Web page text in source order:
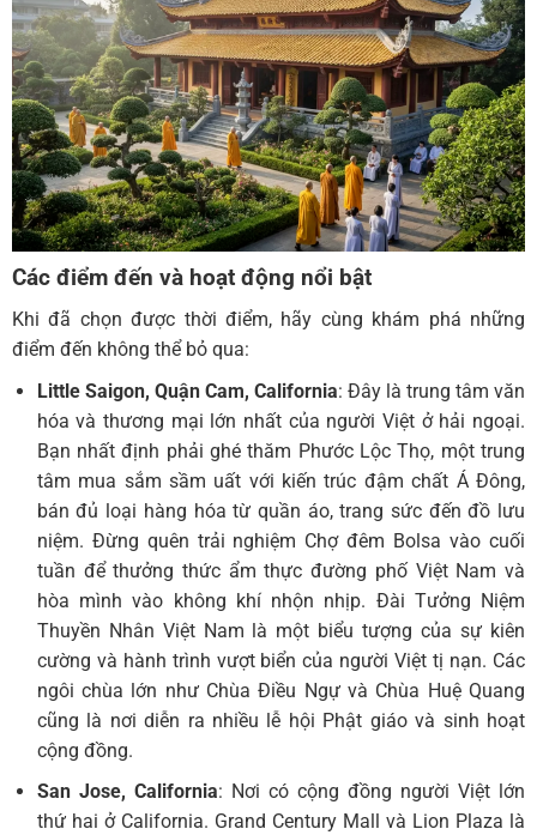
Các điểm đến và hoạt động nổi bật
Khi đã chọn được thời điểm, hãy cùng khám phá những
điểm đến không thể bỏ qua:
Little Saigon, Quận Cam, California: Đây là trung tâm văn
hóa và thương mại lớn nhất của người Việt ở hải ngoại.
Bạn nhất định phải ghé thăm Phước Lộc Thọ, một trung
tâm mua sắm sầm uất với kiến trúc đậm chất Á Đông,
bán đủ loại hàng hóa từ quần áo, trang sức đến đồ lưu
niệm. Đừng quên trải nghiệm Chợ đêm Bolsa vào cuối
tuần để thưởng thức ẩm thực đường phố Việt Nam và
hòa mình vào không khí nhộn nhịp. Đài Tưởng Niệm
Thuyền Nhân Việt Nam là một biểu tượng của sự kiên
cường và hành trình vượt biển của người Việt tị nạn. Các
ngôi chùa lớn như Chùa Điều Ngự và Chùa Huệ Quang
cũng là nơi diễn ra nhiều lễ hội Phật giáo và sinh hoạt
cộng đồng.
San Jose, California: Nơi có cộng đồng người Việt lớn
thứ hai ở California. Grand Century Mall và Lion Plaza là